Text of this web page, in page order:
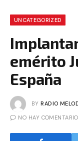
UNCATEGORIZED
emérito
España
BY RADIO
NO HAY